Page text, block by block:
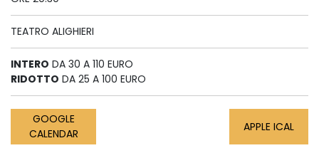
TEATRO ALIGHIERI
INTERO DA 30 A 110 EURO
RIDOTTO DA 25 A 100 EURO
GOOGLE
CALENDAR
APPLE ICAL